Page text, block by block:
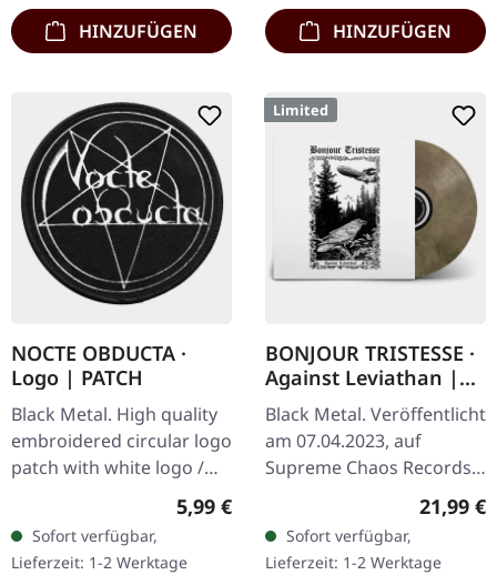
HINZUFÜGEN HINZUFÜGEN
NOCTE OBDUCTA ·
Logo | PATCH
Black Metal. High quality
embroidered circular logo
patch with white logo /
embroidered edge. Size
ca. 10 cm diameter
Regulärer Preis:
5,99 €
Sofort verfügbar,
Lieferzeit: 1-2 Werktage
Limited
BONJOUR TRISTESSE ·
Against Leviathan |
ECO RECYCLED VINYL
LP
Black Metal. Veröffentlicht
am 07.04.2023, auf
Supreme Chaos Records.
Recycletes Eco-Vinyl mit
Insert, Download-Code,
limitiert auf 200…
21,99 €
Sofort verfügbar,
Lieferzeit: 1-2 Werktage